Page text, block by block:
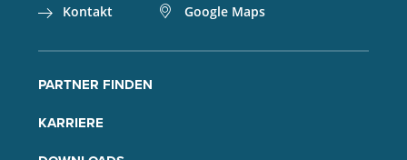
Kontakt
Google Maps
PARTNER FINDEN
KARRIERE